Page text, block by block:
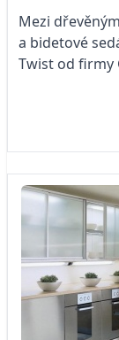
Mezi
a bidetové
Twist od firmy